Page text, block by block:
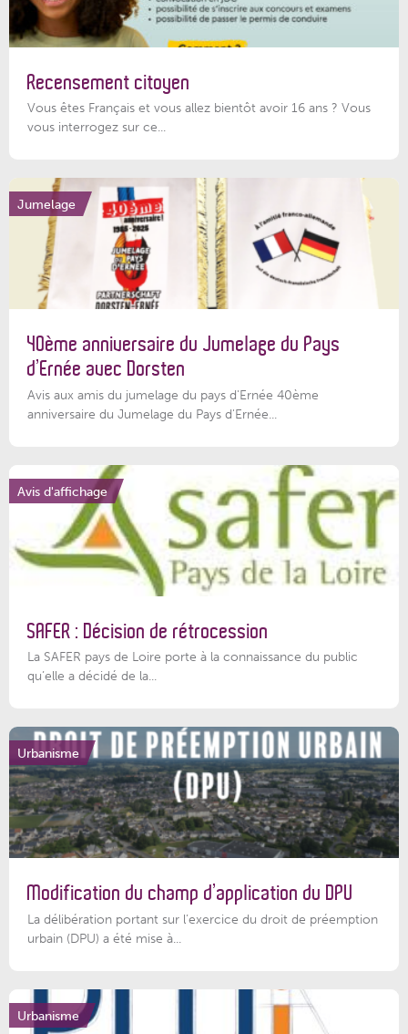
Recensement citoyen
Vous êtes Français et vous allez bientôt avoir 16 ans ? Vous
vous interrogez sur ce...
Jumelage
40ème anniversaire du Jumelage du Pays
d’Ernée avec Dorsten
Avis aux amis du jumelage du pays d'Ernée 40ème
anniversaire du Jumelage du Pays d'Ernée...
Avis d'affichage
SAFER : Décision de rétrocession
La SAFER pays de Loire porte à la connaissance du public
qu’elle a décidé de la...
Urbanisme
Modification du champ d’application du DPU
La délibération portant sur l’exercice du droit de préemption
urbain (DPU) a été mise à...
Urbanisme